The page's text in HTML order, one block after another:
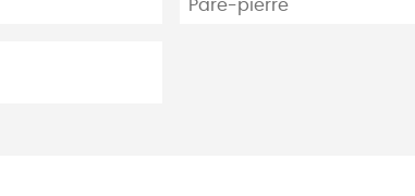
Pare-pierre